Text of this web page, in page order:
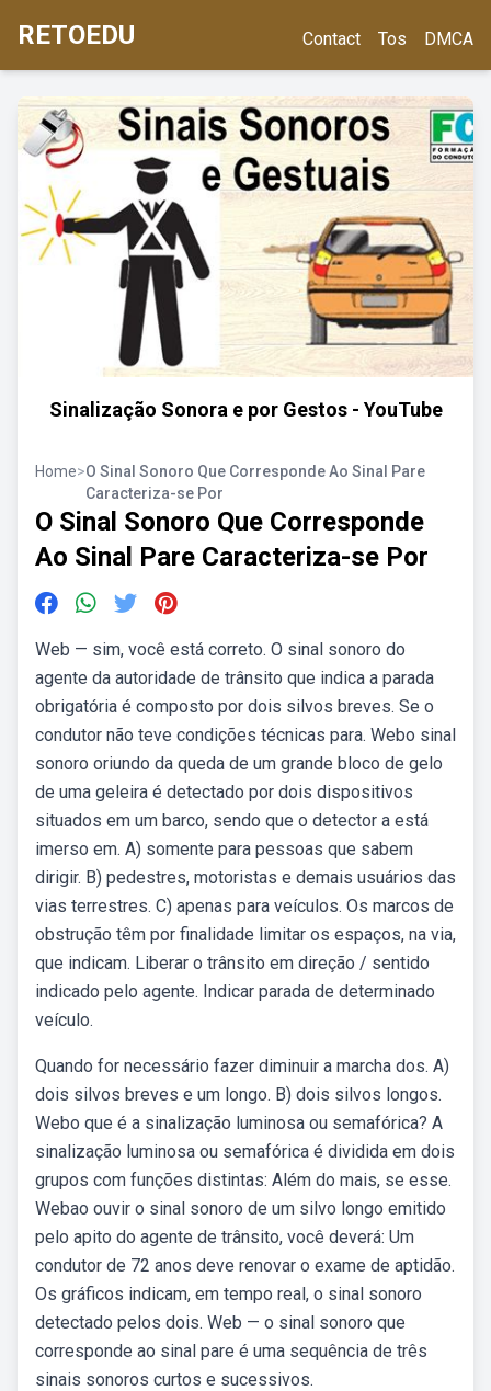
RETOEDU Contact Tos DMCA
Sinalização Sonora e por Gestos - YouTube
Home>O Sinal Sonoro Que Corresponde Ao Sinal Pare
Caracteriza-se Por
O Sinal Sonoro Que Corresponde
Ao Sinal Pare Caracteriza-se Por
Web — sim, você está correto. O sinal sonoro do
agente da autoridade de trânsito que indica a parada
obrigatória é composto por dois silvos breves. Se o
condutor não teve condições técnicas para. Webo sinal
sonoro oriundo da queda de um grande bloco de gelo
de uma geleira é detectado por dois dispositivos
situados em um barco, sendo que o detector a está
imerso em. A) somente para pessoas que sabem
dirigir. B) pedestres, motoristas e demais usuários das
vias terrestres. C) apenas para veículos. Os marcos de
obstrução têm por finalidade limitar os espaços, na via,
que indicam. Liberar o trânsito em direção / sentido
indicado pelo agente. Indicar parada de determinado
veículo.
Quando for necessário fazer diminuir a marcha dos. A)
dois silvos breves e um longo. B) dois silvos longos.
Webo que é a sinalização luminosa ou semafórica? A
sinalização luminosa ou semafórica é dividida em dois
grupos com funções distintas: Além do mais, se esse.
Webao ouvir o sinal sonoro de um silvo longo emitido
pelo apito do agente de trânsito, você deverá: Um
condutor de 72 anos deve renovar o exame de aptidão.
Os gráficos indicam, em tempo real, o sinal sonoro
detectado pelos dois. Web — o sinal sonoro que
corresponde ao sinal pare é uma sequência de três
sinais sonoros curtos e sucessivos.